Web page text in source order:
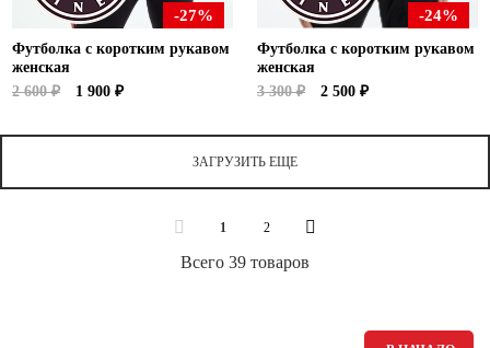
-27%
Футболка с коротким рукавом
женская
2 600 ₽
1 900 ₽
-24%
Футболка с коротким рукавом
женская
3 300 ₽
2 500 ₽
ЗАГРУЗИТЬ ЕЩЕ
1 2
Всего 39 товаров